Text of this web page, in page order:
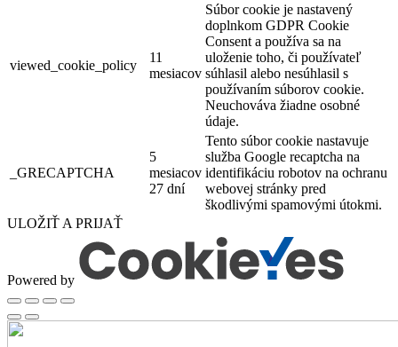
viewed_cookie_policy
11
mesiacov
Súbor cookie je nastavený
doplnkom GDPR Cookie
Consent a používa sa na
uloženie toho, či používateľ
súhlasil alebo nesúhlasil s
používaním súborov cookie.
Neuchováva žiadne osobné
údaje.
_GRECAPTCHA
5
mesiacov
27 dní
Tento súbor cookie nastavuje
služba Google recaptcha na
identifikáciu robotov na ochranu
webovej stránky pred
škodlivými spamovými útokmi.
ULOŽIŤ A PRIJAŤ
Powered by